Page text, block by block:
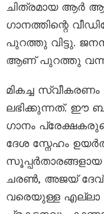
ചിത്രമായ ആർ
ഗാനത്തിന്റെ
പുറത്തു വിട്ടു.
ആണ് പുറത്തു
മികച്ച
ലഭിക്കുന്നത്. ഈ
ഗാനം
ദേശ സ്നേഹം
ചരൺ, അജയ്
വരെയുള്ള എല്ലാ